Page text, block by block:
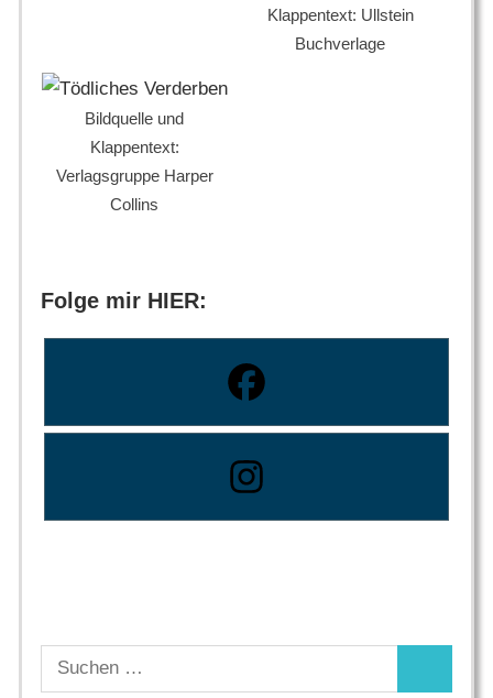
Klappentext: Ullstein
Buchverlage
Bildquelle und
Klappentext:
Verlagsgruppe Harper
Collins
Folge mir HIER:
Suchen
nach: